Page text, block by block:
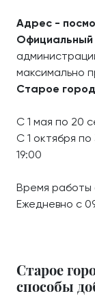
Адрес -
Официальный
максимально
Старое
С 1 мая по 20
С 1 октября
19:00
Время работы
Ежедневно с
Старое
способы